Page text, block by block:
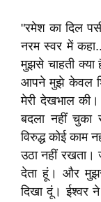
"रमेश का दिल
नरम स्वर में
मुझसे चाहती
आपने मुझे केवल
मेरी देखभाल
बदला नहीं
विरुद्ध कोई काम
उठा नहीं
देता हूं। और
दिखा दूं। ईश्वर